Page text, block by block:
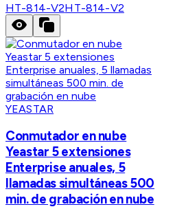
HT-814-V2HT-814-V2
YEASTAR
Conmutador en nube
Yeastar 5 extensiones
Enterprise anuales, 5
llamadas simultáneas 500
min. de grabación en nube